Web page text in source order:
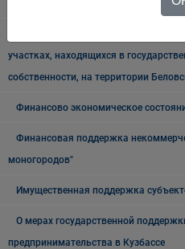
участках, находящихся в
собственности, на территории
Финансово экономическое
Финансовая поддержка
моногородов"
Имущественная поддержка
О мерах государственной
предпринимательства в Кузбассе